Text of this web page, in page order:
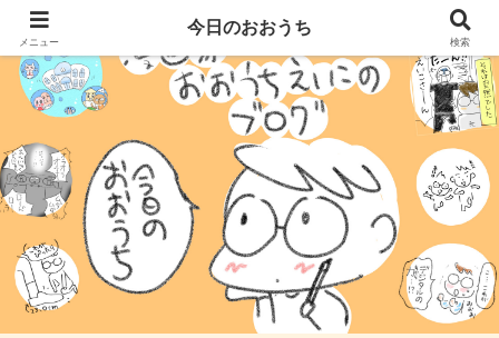
メニュー
今日のおおうち
検索